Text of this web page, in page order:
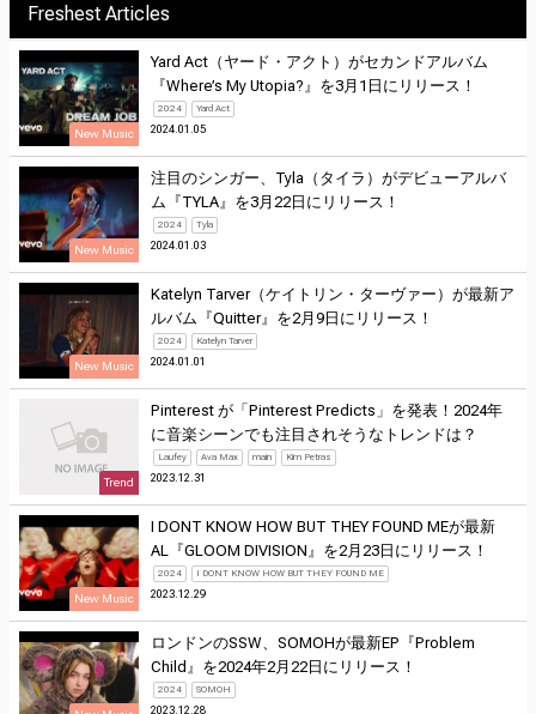
Freshest Articles
New Music
Yard Act（ヤード・アクト）がセカンドアルバム
『Where’s My Utopia?』を3月1日にリリース！
2024 Yard Act
2024.01.05
New Music
注目のシンガー、Tyla（タイラ）がデビューアルバ
ム『TYLA』を3月22日にリリース！
2024 Tyla
2024.01.03
New Music
Katelyn Tarver（ケイトリン・ターヴァー）が最新ア
ルバム『Quitter』を2月9日にリリース！
2024 Katelyn Tarver
2024.01.01
Trend
Pinterest が「Pinterest Predicts」を発表！2024年
に音楽シーンでも注目されそうなトレンドは？
Laufey Ava Max main Kim Petras
2023.12.31
New Music
I DONT KNOW HOW BUT THEY FOUND MEが最新
AL『GLOOM DIVISION』を2月23日にリリース！
2024 I DONT KNOW HOW BUT THEY FOUND ME
2023.12.29
ロンドンのSSW、SOMOHが最新EP『Problem
Child』を2024年2月22日にリリース！
2024 SOMOH
2023.12.28